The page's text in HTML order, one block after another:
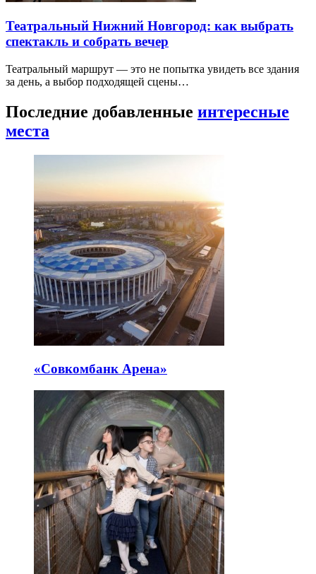
Театральный Нижний Новгород: как выбрать
спектакль и собрать вечер
Театральный маршрут — это не попытка увидеть все здания
за день, а выбор подходящей сцены…
Последние добавленные интересные
места
«Совкомбанк Арена⁠»